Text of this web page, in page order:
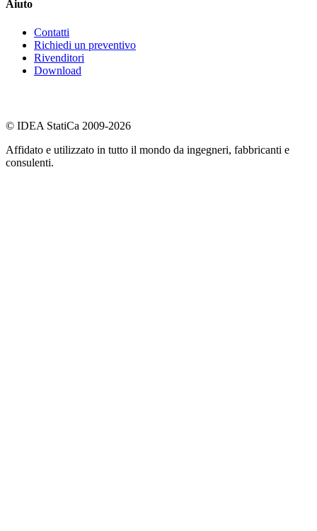
Aiuto
Contatti
Richiedi un preventivo
Rivenditori
Download
© IDEA StatiCa 2009-2026
Affidato e utilizzato in tutto il mondo da ingegneri, fabbricanti e
consulenti.